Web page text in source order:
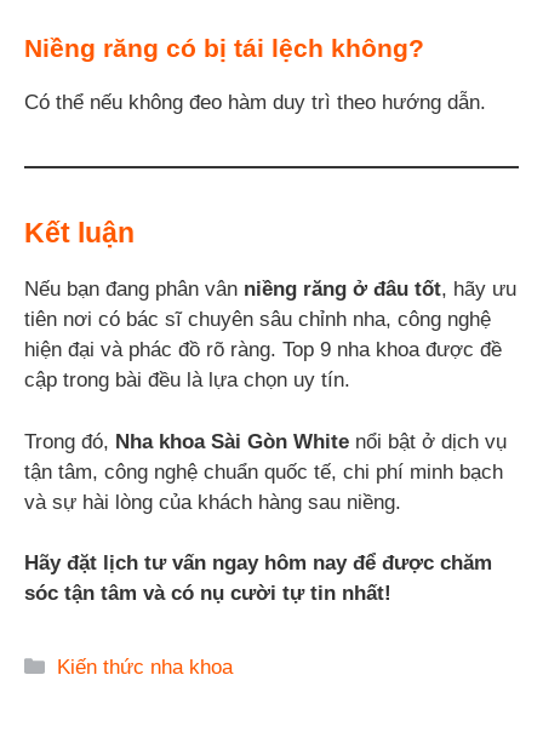
Niềng răng có bị tái lệch không?
Có thể nếu không đeo hàm duy trì theo hướng dẫn.
Kết luận
Nếu bạn đang phân vân niềng răng ở đâu tốt, hãy ưu
tiên nơi có bác sĩ chuyên sâu chỉnh nha, công nghệ
hiện đại và phác đồ rõ ràng. Top 9 nha khoa được đề
cập trong bài đều là lựa chọn uy tín.
Trong đó, Nha khoa Sài Gòn White nổi bật ở dịch vụ
tận tâm, công nghệ chuẩn quốc tế, chi phí minh bạch
và sự hài lòng của khách hàng sau niềng.
Hãy đặt lịch tư vấn ngay hôm nay để được chăm
sóc tận tâm và có nụ cười tự tin nhất!
Danh
Kiến thức nha khoa